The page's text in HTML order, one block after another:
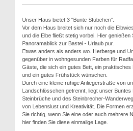
Unser Haus bietet 3 "Bunte Stübchen".
Vor dem Haus breitet sich nur noch die
und die Elbe fließt stetig vorbei. Hier genießen
Panoramablick zur Bastei - Urlaub pur.
Etwas anders als anders wo. Herberge und
gegenüber in wohngesunden Farben für
Gäste, die sich ein gutes Bett, ein praktisches
und ein gutes Frühstück wünschen.
Durch eine kleine ruhige Anliegerstraße von
Landschlösschen getrennt, liegt unser
Steinbrüche und des Steinbrecher-
von Lebenslust und Kreativität. Die Formen
Sie richtig, wenn Sie eine oder auch mehrere
hier finden Sie diese einmalige Lage.